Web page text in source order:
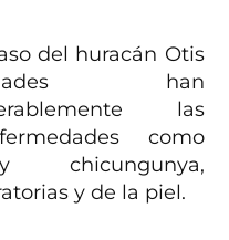
del huracán Otis
han
las
como
y de la piel.